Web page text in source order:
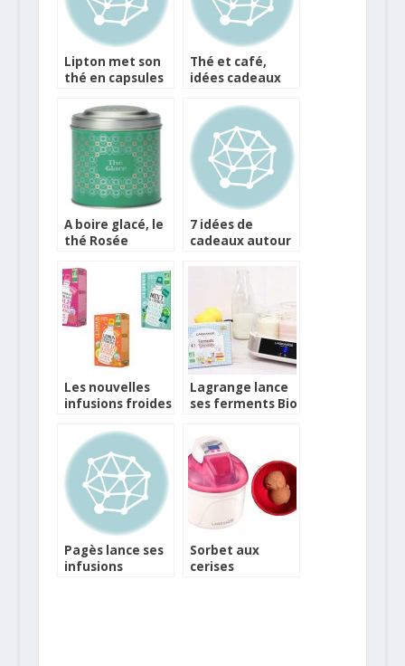
Lipton met son
thé en capsules
machines
Nespresso
Thé et café,
idées cadeaux
fêtes de fin
d’année
A boire glacé, le
thé Rosée
Comptoirs
Richard
7 idées de
cadeaux autour
Les nouvelles
infusions froides
Lagrange lance
ses ferments Bio
Pagès lance ses
infusions
Sorbet aux
cerises